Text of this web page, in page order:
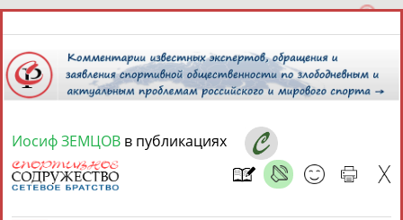
10 августа 2026 года,
СПОРТСМЕНЫ, ТРЕНЕРЫ И СПЕЦИАЛИСТЫ
Иосиф ЗЕМЦОВ в публикациях